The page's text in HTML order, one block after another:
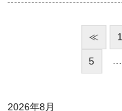
≪ 1
5
2026年8月